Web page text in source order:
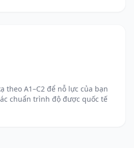
theo A1–C2 để nỗ lực của bạn
chuẩn trình độ được quốc tế